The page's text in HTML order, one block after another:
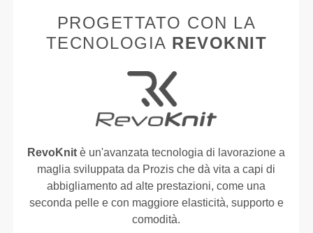
PROGETTATO CON LA
TECNOLOGIA REVOKNIT
RevoKnit è un'avanzata tecnologia di lavorazione a
maglia sviluppata da Prozis che dà vita a capi di
abbigliamento ad alte prestazioni, come una
seconda pelle e con maggiore elasticità, supporto e
comodità.